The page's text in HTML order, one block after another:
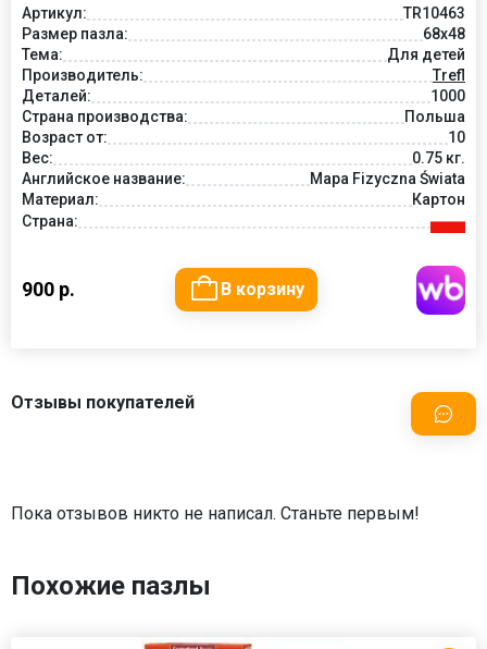
Артикул:
TR10463
Размер пазла:
68x48
Тема:
Для детей
Производитель:
Trefl
Деталей:
1000
Страна производства:
Польша
Возраст от:
10
Вес:
0.75 кг.
Английское название:
Mapa Fizyczna Świata
Материал:
Картон
Страна:
900 р. В корзину
Отзывы покупателей
Пока отзывов никто не написал. Станьте первым!
Похожие пазлы